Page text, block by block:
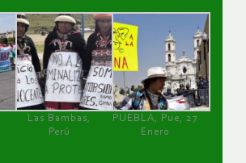
Las Bambas,
Perú
PUEBLA, Pue, 27
Enero